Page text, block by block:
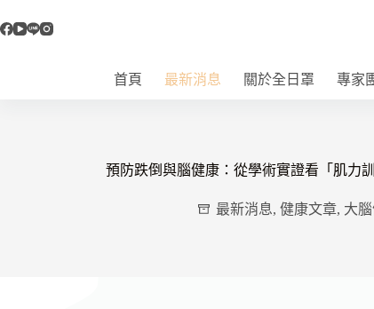
至
首頁 最新消息 關於全日罩 專家
預防跌倒與腦健康：從學術實證看「肌力
最新消息, 健康文章, 大